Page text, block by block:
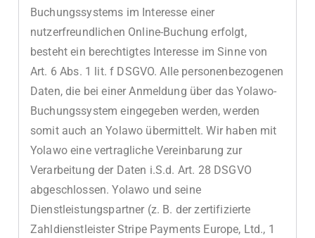
Buchungssystems im Interesse einer
nutzerfreundlichen Online-Buchung erfolgt,
besteht ein berechtigtes Interesse im Sinne von
Art. 6 Abs. 1 lit. f DSGVO. Alle personenbezogenen
Daten, die bei einer Anmeldung über das Yolawo-
Buchungssystem eingegeben werden, werden
somit auch an Yolawo übermittelt. Wir haben mit
Yolawo eine vertragliche Vereinbarung zur
Verarbeitung der Daten i.S.d. Art. 28 DSGVO
abgeschlossen. Yolawo und seine
Dienstleistungspartner (z. B. der zertifizierte
Zahldienstleister Stripe Payments Europe, Ltd., 1